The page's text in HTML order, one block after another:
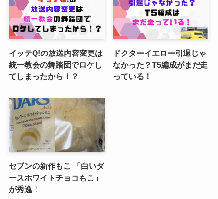
イッテQ!の放送内容変更は
統一教会の舞踏団でロケし
てしまったから！？
ドクターイエロー引退じゃ
なかった？T5編成がまだ走
っている！
セブンの新作もこ 「白いダ
ースホワイトチョコもこ」
が秀逸！